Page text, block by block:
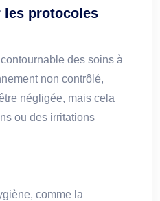
les protocoles
des soins à
non contrôlé,
négligée, mais cela
ou des irritations
comme la